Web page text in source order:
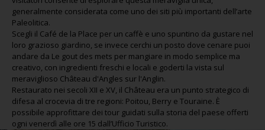
generalmente considerata come uno dei siti più importanti dell’arte
Paleolitica.
Scegli il Café de la Place per un caffè e uno spuntino da gustare nel
loro grazioso giardino, se invece cerchi un posto dove cenare puoi
andare da Le gout des mets per mangiare in modo semplice ma
creativo, con ingredienti freschi e locali e goderti la vista sul
meraviglioso Château d'Angles sur l'Anglin.
Restaurato nei secoli XII e XV, il Château era un punto strategico di
difesa al crocevia di tre regioni: Poitou, Berry e Touraine. È
possibile approfittare dei tour guidati sulla storia del paese offerti
ogni venerdì alle ore 15 dall’Ufficio Turistico.